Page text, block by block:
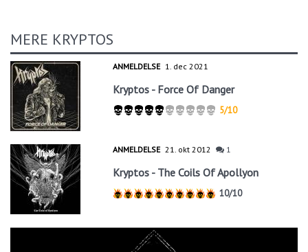
MERE KRYPTOS
ANMELDELSE 1. dec 2021
Kryptos - Force Of Danger
5/10
ANMELDELSE 21. okt 2012 1
Kryptos - The Coils Of Apollyon
10/10